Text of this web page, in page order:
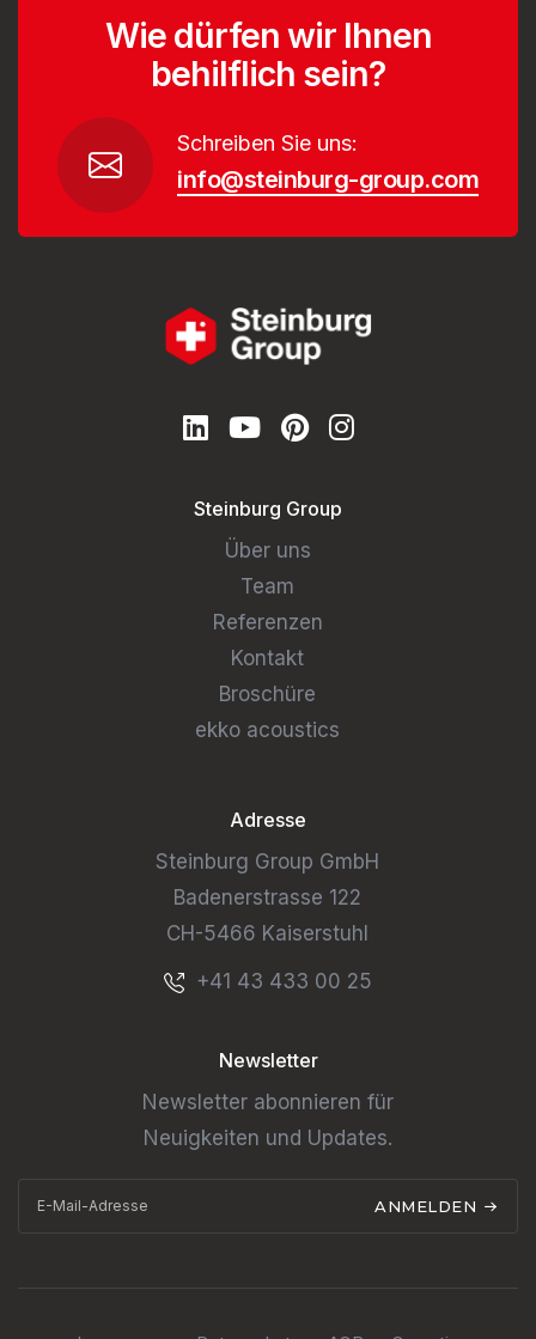
Wie dürfen wir Ihnen
behilflich sein?
Schreiben Sie uns:
info@steinburg-group.com
Steinburg Group
Über uns
Team
Referenzen
Kontakt
Broschüre
ekko acoustics
Adresse
Steinburg Group GmbH
Badenerstrasse 122
CH-5466 Kaiserstuhl
+41 43 433 00 25
Newsletter
Newsletter abonnieren für
Neuigkeiten und Updates.
ANMELDEN